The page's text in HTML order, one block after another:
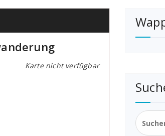
Karte nicht verfügbar
Suchen
nach: